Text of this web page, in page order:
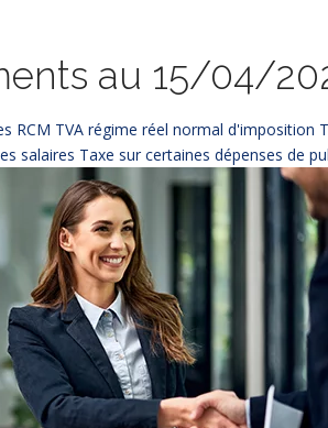
au 15/04/
RCM TVA régime réel normal d'imposition
salaires Taxe sur certaines dépenses de